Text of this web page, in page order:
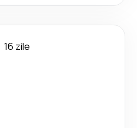
16 zile